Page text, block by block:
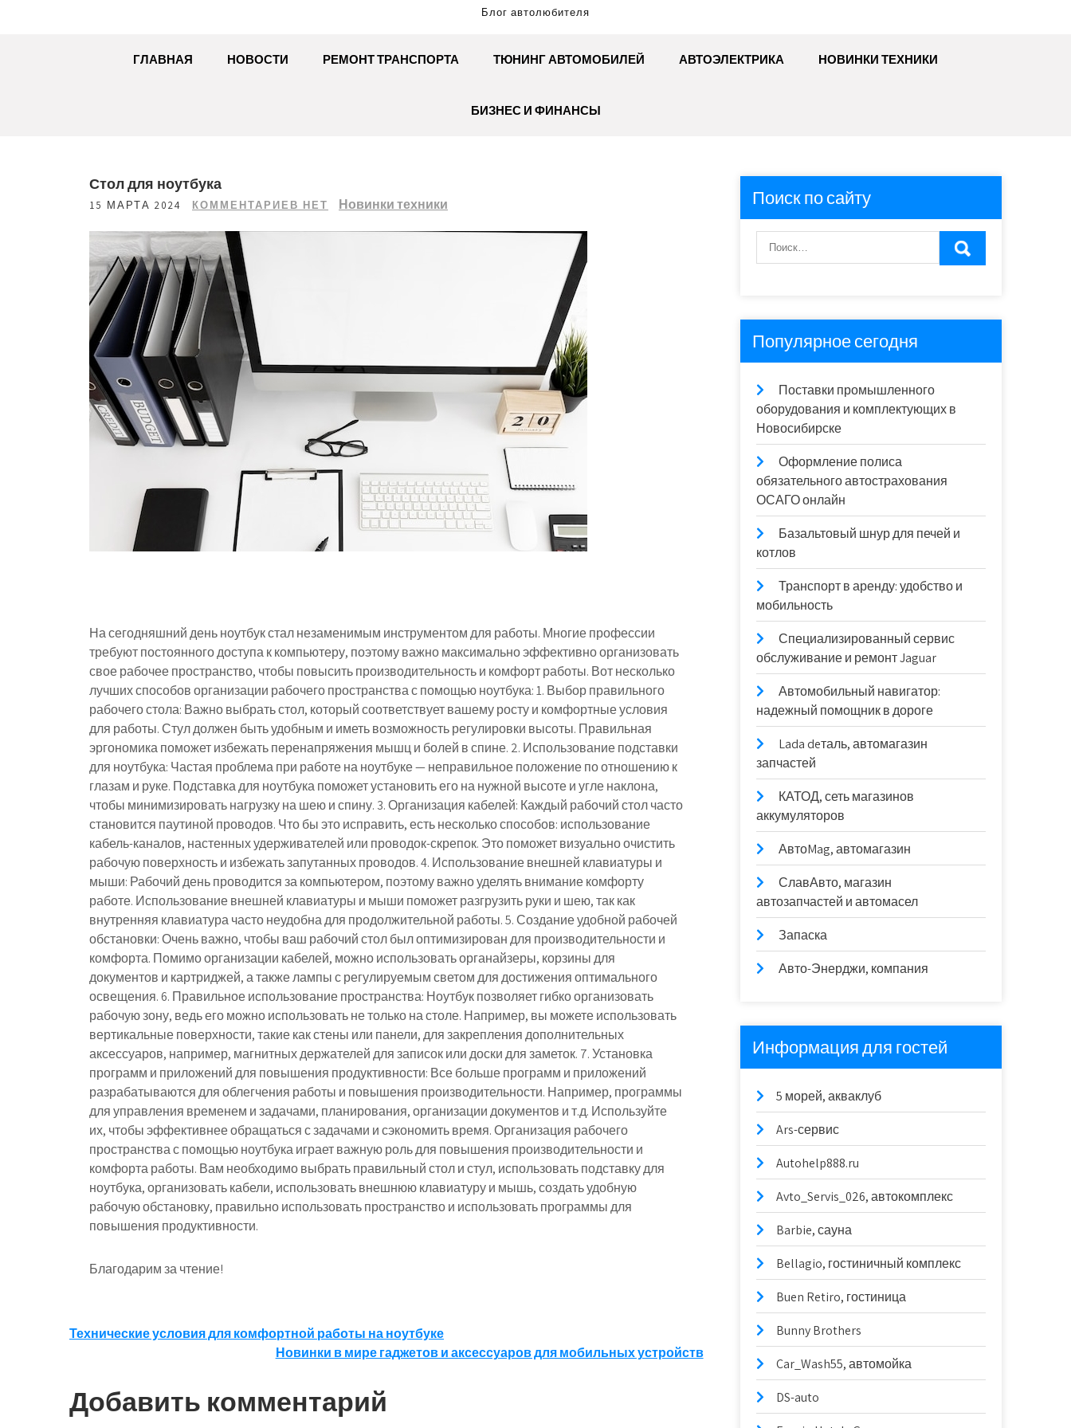
Блог автолюбителя
ГЛАВНАЯ НОВОСТИ РЕМОНТ ТРАНСПОРТА ТЮНИНГ АВТОМОБИЛЕЙ АВТОЭЛЕКТРИКА НОВИНКИ ТЕХНИКИ
БИЗНЕС И ФИНАНСЫ
Стол для ноутбука
15 МАРТА 2024 КОММЕНТАРИЕВ НЕТ Новинки техники
На сегодняшний день ноутбук стал незаменимым инструментом для работы. Многие профессии
требуют постоянного доступа к компьютеру, поэтому важно максимально эффективно организовать
свое рабочее пространство, чтобы повысить производительность и комфорт работы. Вот несколько
лучших способов организации рабочего пространства с помощью ноутбука: 1. Выбор правильного
рабочего стола: Важно выбрать стол, который соответствует вашему росту и комфортные условия
для работы. Стул должен быть удобным и иметь возможность регулировки высоты. Правильная
эргономика поможет избежать перенапряжения мышц и болей в спине. 2. Использование подставки
для ноутбука: Частая проблема при работе на ноутбуке — неправильное положение по отношению к
глазам и руке. Подставка для ноутбука поможет установить его на нужной высоте и угле наклона,
чтобы минимизировать нагрузку на шею и спину. 3. Организация кабелей: Каждый рабочий стол часто
становится паутиной проводов. Что бы это исправить, есть несколько способов: использование
кабель-каналов, настенных удерживателей или проводок-скрепок. Это поможет визуально очистить
рабочую поверхность и избежать запутанных проводов. 4. Использование внешней клавиатуры и
мыши: Рабочий день проводится за компьютером, поэтому важно уделять внимание комфорту
работе. Использование внешней клавиатуры и мыши поможет разгрузить руки и шею, так как
внутренняя клавиатура часто неудобна для продолжительной работы. 5. Создание удобной рабочей
обстановки: Очень важно, чтобы ваш рабочий стол был оптимизирован для производительности и
комфорта. Помимо организации кабелей, можно использовать органайзеры, корзины для
документов и картриджей, а также лампы с регулируемым светом для достижения оптимального
освещения. 6. Правильное использование пространства: Ноутбук позволяет гибко организовать
рабочую зону, ведь его можно использовать не только на столе. Например, вы можете использовать
вертикальные поверхности, такие как стены или панели, для закрепления дополнительных
аксессуаров, например, магнитных держателей для записок или доски для заметок. 7. Установка
программ и приложений для повышения продуктивности: Все больше программ и приложений
разрабатываются для облегчения работы и повышения производительности. Например, программы
для управления временем и задачами, планирования, организации документов и т.д. Используйте
их, чтобы эффективнее обращаться с задачами и сэкономить время. Организация рабочего
пространства с помощью ноутбука играет важную роль для повышения производительности и
комфорта работы. Вам необходимо выбрать правильный стол и стул, использовать подставку для
ноутбука, организовать кабели, использовать внешнюю клавиатуру и мышь, создать удобную
рабочую обстановку, правильно использовать пространство и использовать программы для
повышения продуктивности.
Благодарим за чтение!
Навигация
записям
Технические условия для комфортной работы на ноутбуке
Новинки в мире гаджетов и аксессуаров для мобильных устройств
Добавить комментарий
Поиск по сайту
Популярное сегодня
Поставки промышленного
оборудования и комплектующих в
Новосибирске
Оформление полиса
обязательного автострахования
ОСАГО онлайн
Базальтовый шнур для печей и
котлов
Транспорт в аренду: удобство и
мобильность
Специализированный сервис
обслуживание и ремонт Jaguar
Автомобильный навигатор:
надежный помощник в дороге
Lada deталь, автомагазин
запчастей
КАТОД, сеть магазинов
аккумуляторов
АвтоMag, автомагазин
СлавАвто, магазин
автозапчастей и автомасел
Запаска
Авто-Энерджи, компания
Информация для гостей
5 морей, акваклуб
Ars-сервис
Autohelp888.ru
Avto_Servis_026, автокомплекс
Barbie, сауна
Bellagio, гостиничный комплекс
Buen Retiro, гостиница
Bunny Brothers
Car_Wash55, автомойка
DS-auto